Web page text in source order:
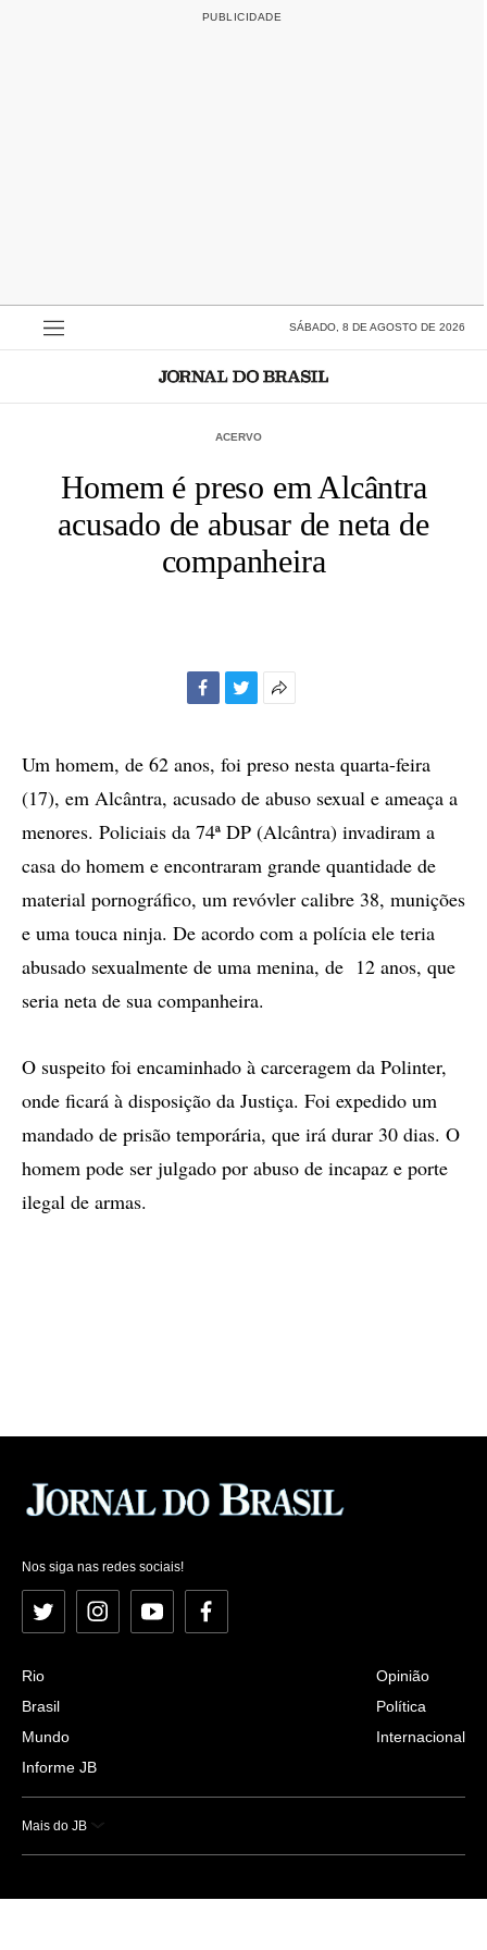
SÁBADO, 8 DE AGOSTO DE 2026
ACERVO
Homem é preso em Alcântra
acusado de abusar de neta de
companheira
compartilhamento
Um homem, de 62 anos, foi preso nesta quarta-feira
(17), em Alcântra, acusado de abuso sexual e ameaça a
menores. Policiais da 74ª DP (Alcântra) invadiram a
casa do homem e encontraram grande quantidade de
material pornográfico, um revóvler calibre 38, munições
e uma touca ninja. De acordo com a polícia ele teria
abusado sexualmente de uma menina, de 12 anos, que
seria neta de sua companheira.
O suspeito foi encaminhado à carceragem da Polinter,
onde ficará à disposição da Justiça. Foi expedido um
mandado de prisão temporária, que irá durar 30 dias. O
homem pode ser julgado por abuso de incapaz e porte
ilegal de armas.
Nos siga nas redes sociais!
Twitter InstagramYouTubeFacebook
Rio
Brasil
Mundo
Informe JB
Opinião
Política
Internacional
Mais do JB
Esportes